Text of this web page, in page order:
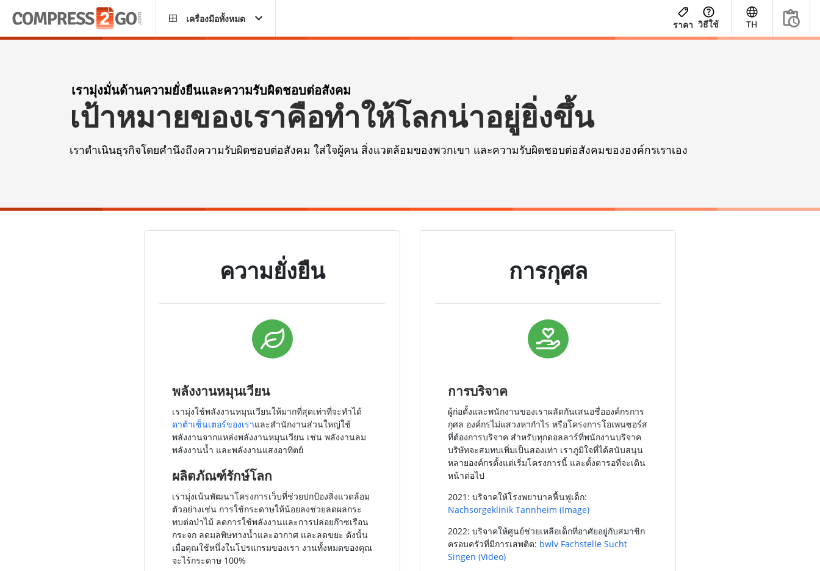
เครื่องมือทั้งหมด
ราคา วิธีใช้ TH
เรามุ่งมั่นด้านความยั่งยืนและความรับผิดชอบต่อสังคม
เป้าหมายของเราคือทำให้โลกน่าอยู่ยิ่งขึ้น
เราดำเนินธุรกิจโดยคำนึงถึงความรับผิดชอบต่อสังคม ใส่ใจผู้คน สิ่งแวดล้อมของพวกเขา และความรับผิดชอบต่อสังคมขององค์กรเราเอง
ความยั่งยืน
พลังงานหมุนเวียน
เรามุ่งใช้พลังงานหมุนเวียนให้มากที่สุดเท่าที่จะทำได้
ดาต้าเซ็นเตอร์ของเราและสำนักงานส่วนใหญ่ใช้
พลังงานจากแหล่งพลังงานหมุนเวียน เช่น พลังงานลม
พลังงานน้ำ และพลังงานแสงอาทิตย์
ผลิตภัณฑ์รักษ์โลก
เรามุ่งเน้นพัฒนาโครงการเว็บที่ช่วยปกป้องสิ่งแวดล้อม
ตัวอย่างเช่น การใช้กระดาษให้น้อยลงช่วยลดผลกระ
ทบต่อป่าไม้ ลดการใช้พลังงานและการปล่อยก๊าซเรือน
กระจก ลดมลพิษทางน้ำและอากาศ และลดขยะ ดังนั้น
เมื่อคุณใช้หนึ่งในโปรแกรมของเรา งานทั้งหมดของคุณ
จะไร้กระดาษ 100%
การกุศล
การบริจาค
ผู้ก่อตั้งและพนักงานของเราผลัดกันเสนอชื่อองค์กรการ
กุศล องค์กรไม่แสวงหากำไร หรือโครงการโอเพนซอร์ส
ที่ต้องการบริจาค สำหรับทุกดอลลาร์ที่พนักงานบริจาค
บริษัทจะสมทบเพิ่มเป็นสองเท่า เราภูมิใจที่ได้สนับสนุน
หลายองค์กรตั้งแต่เริ่มโครงการนี้ และตั้งตารอที่จะเดิน
หน้าต่อไป
2021: บริจาคให้โรงพยาบาลฟื้นฟูเด็ก:
Nachsorgeklinik Tannheim (Image)
2022: บริจาคให้ศูนย์ช่วยเหลือเด็กที่อาศัยอยู่กับสมาชิก
ครอบครัวที่มีการเสพติด: bwlv Fachstelle Sucht
Singen (Video)